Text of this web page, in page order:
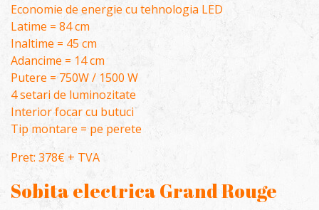
Economie de energie cu tehnologia LED
Latime = 84 cm
Inaltime = 45 cm
Adancime = 14 cm
Putere = 750W / 1500 W
4 setari de luminozitate
Interior focar cu butuci
Tip montare = pe perete
Pret: 378€ + TVA
Sobita electrica Grand Rouge